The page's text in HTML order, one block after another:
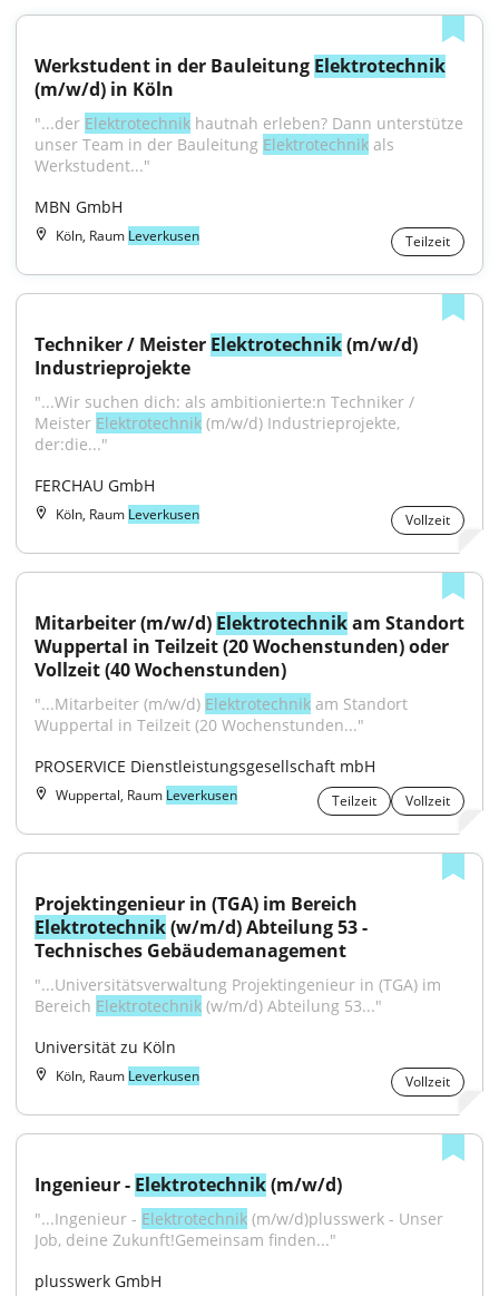
Werkstudent in der Bauleitung Elektrotechnik
(m/w/d) in Köln
"...der Elektrotechnik hautnah erleben? Dann unterstütze
unser Team in der Bauleitung Elektrotechnik als
Werkstudent..."
MBN GmbH
Köln, Raum Leverkusen Teilzeit
Techniker / Meister Elektrotechnik (m/w/d)
Industrieprojekte
"...Wir suchen dich: als ambitionierte:n Techniker /
Meister Elektrotechnik (m/w/d) Industrieprojekte,
der:die..."
FERCHAU GmbH
Köln, Raum Leverkusen Vollzeit
Mitarbeiter (m/w/d) Elektrotechnik am Standort
Wuppertal in Teilzeit (20 Wochenstunden) oder
Vollzeit (40 Wochenstunden)
"...Mitarbeiter (m/w/d) Elektrotechnik am Standort
Wuppertal in Teilzeit (20 Wochenstunden..."
PROSERVICE Dienstleistungsgesellschaft mbH
Wuppertal, Raum Leverkusen Teilzeit Vollzeit
Elektrotechnik (w/m/d) Abteilung 53 -
Technisches Gebäudemanagement
"...Universitätsverwaltung Projektingenieur in (TGA) im
Bereich Elektrotechnik (w/m/d) Abteilung 53..."
Universität zu Köln
Köln, Raum Leverkusen Vollzeit
Ingenieur - Elektrotechnik (m/w/d)
"...Ingenieur - Elektrotechnik (m/w/d)plusswerk - Unser
Job, deine Zukunft!Gemeinsam finden..."
plusswerk GmbH